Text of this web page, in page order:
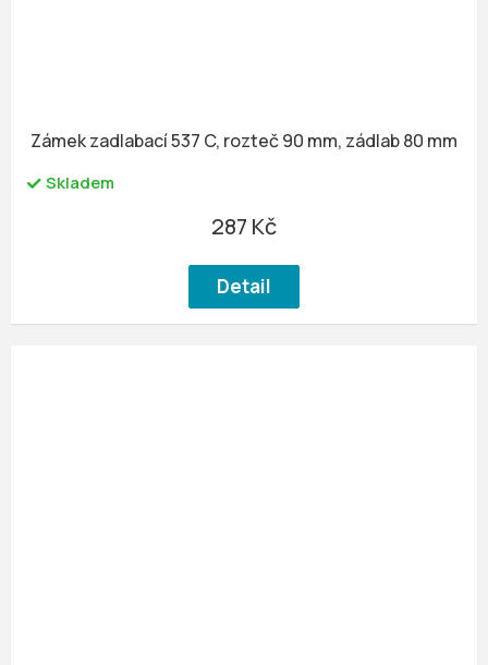
Zámek zadlabací 537 C, rozteč 90 mm, zádlab 80 mm
Skladem
287 Kč
Detail